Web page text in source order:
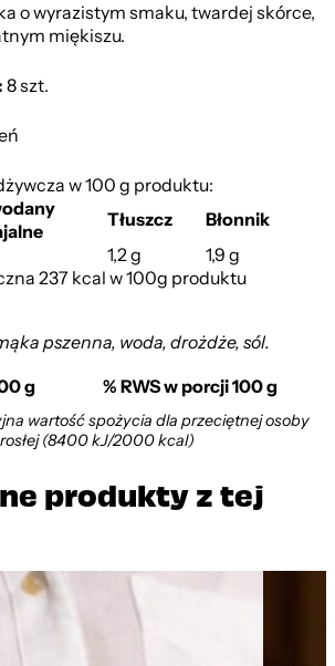
o wyrazistym smaku, twardej skórce,
miękiszu.
8 szt.
w 100 g produktu:
Tłuszcz
Błonnik
1,2 g
1,9 g
237 kcal w 100g produktu
pszenna, woda, drożdże, sól.
g % RWS w porcji 100 g
wartość spożycia dla przeciętnej osoby
(8400 kJ/2000 kcal)
produkty z tej